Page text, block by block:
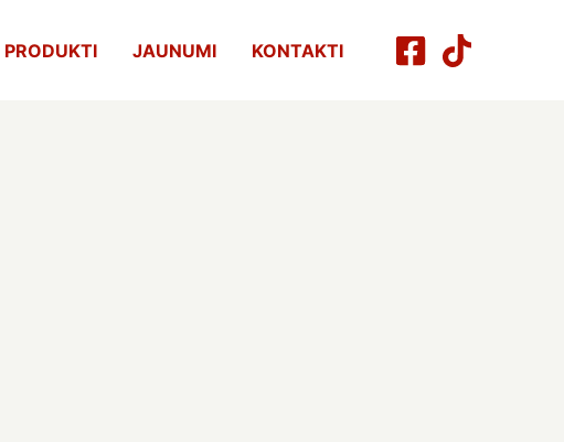
PRODUKTI JAUNUMI KONTAKTI